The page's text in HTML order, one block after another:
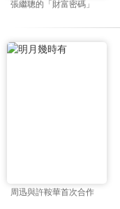
張繼聰的「財富密碼」
周迅與許鞍華首次合作